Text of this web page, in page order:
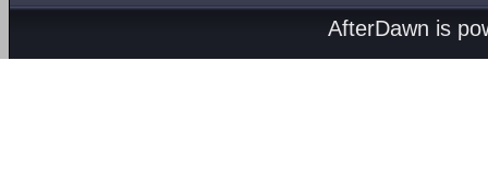
AfterDawn is